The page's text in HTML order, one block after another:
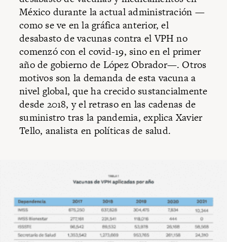
México durante la actual administración —
como se ve en la gráfica anterior, el
desabasto de vacunas contra el VPH no
comenzó con el covid-19, sino en el primer
año de gobierno de López Obrador—. Otros
motivos son la demanda de esta vacuna a
nivel global, que ha crecido sustancialmente
desde 2018, y el retraso en las cadenas de
suministro tras la pandemia, explica Xavier
Tello, analista en políticas de salud.